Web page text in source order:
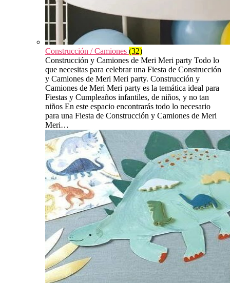
Construcción / Camiones (32)
Construcción y Camiones de Meri Meri party Todo lo
que necesitas para celebrar una Fiesta de Construcción
y Camiones de Meri Meri party. Construcción y
Camiones de Meri Meri party es la temática ideal para
Fiestas y Cumpleaños infantiles, de niños, y no tan
niños En este espacio encontrarás todo lo necesario
para una Fiesta de Construcción y Camiones de Meri
Meri…